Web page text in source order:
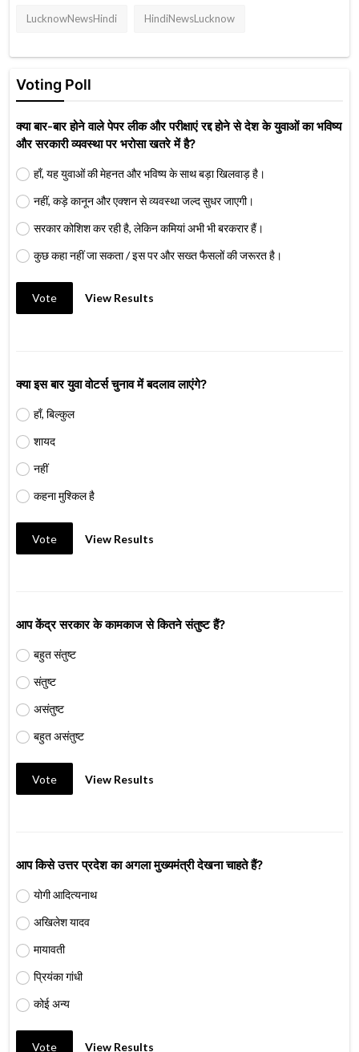
LucknowNewsHindi HindiNewsLucknow
Voting Poll
क्या बार-बार होने वाले पेपर लीक और परीक्षाएं रद्द होने से देश के युवाओं का भविष्य
और सरकारी व्यवस्था पर भरोसा खतरे में है?
हाँ, यह युवाओं की मेहनत और भविष्य के साथ बड़ा खिलवाड़ है।
नहीं, कड़े कानून और एक्शन से व्यवस्था जल्द सुधर जाएगी।
सरकार कोशिश कर रही है, लेकिन कमियां अभी भी बरकरार हैं।
कुछ कहा नहीं जा सकता / इस पर और सख्त फैसलों की जरूरत है।
Vote View Results
क्या इस बार युवा वोटर्स चुनाव में बदलाव लाएंगे?
हाँ, बिल्कुल
शायद
नहीं
कहना मुश्किल है
Vote View Results
आप केंद्र सरकार के कामकाज से कितने संतुष्ट हैं?
बहुत संतुष्ट
संतुष्ट
असंतुष्ट
बहुत असंतुष्ट
Vote View Results
आप किसे उत्तर प्रदेश का अगला मुख्यमंत्री देखना चाहते हैं?
योगी आदित्यनाथ
अखिलेश यादव
मायावती
प्रियंका गांधी
कोई अन्य
Vote View Results